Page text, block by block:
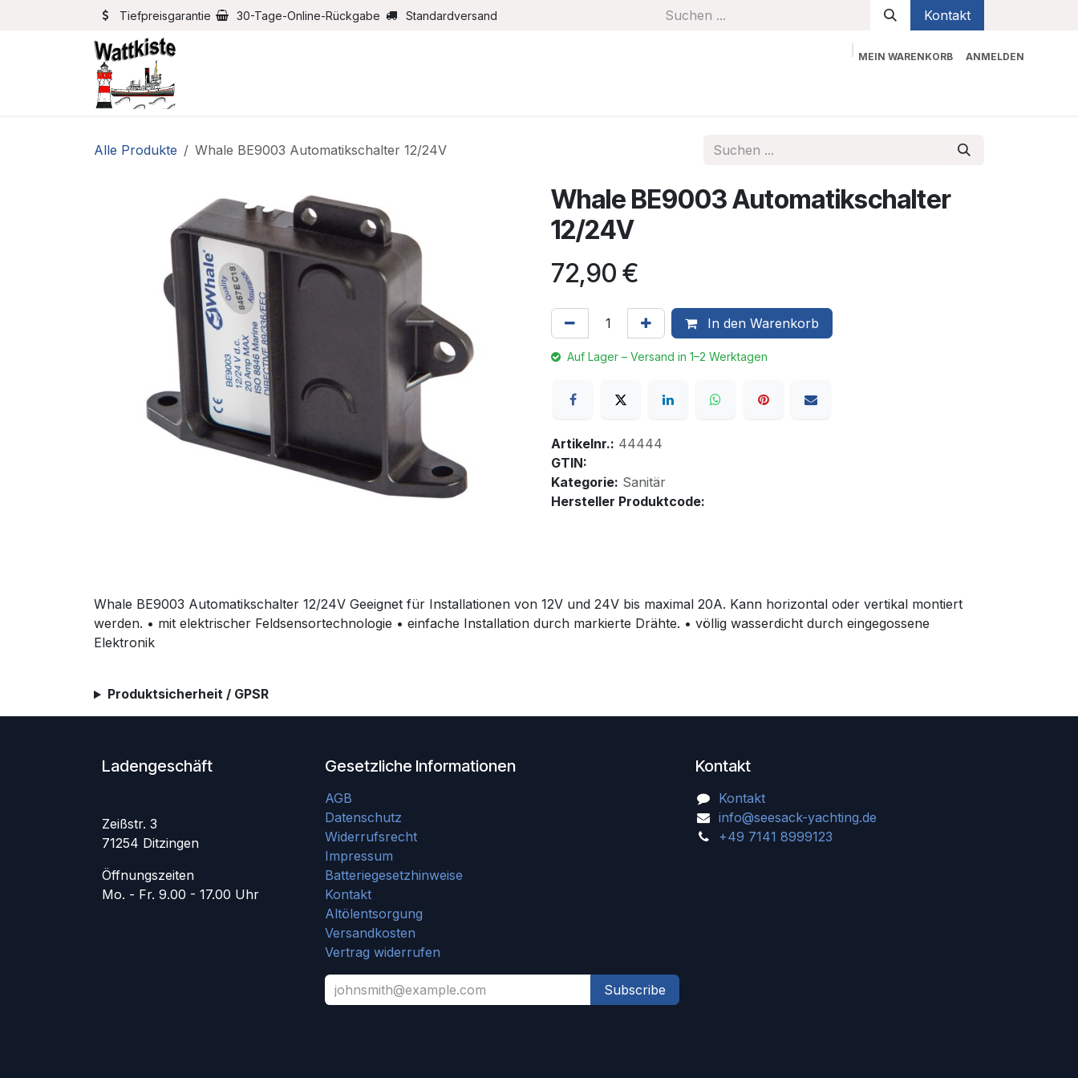
Zum Inhalt springenTiefpreisgarantie 30-Tage-Online-Rückgabe Standardversand Kontakt
MEIN WARENKORB ANMELDEN
Alle Produkte Whale BE9003 Automatikschalter 12/24V
Whale BE9003 Automatikschalter
12/24V
72,90 €
In den Warenkorb
Auf Lager – Versand in 1–2 Werktagen
Artikelnr.: 44444
GTIN:
Kategorie: Sanitär
Hersteller Produktcode:
Whale BE9003 Automatikschalter 12/24V Geeignet für Installationen von 12V und 24V bis maximal 20A. Kann horizontal oder vertikal montiert
werden. • mit elektrischer Feldsensortechnologie • einfache Installation durch markierte Drähte. • völlig wasserdicht durch eingegossene
Elektronik
Produktsicherheit / GPSR
Ladengeschäft
Zeißstr. 3
71254 Ditzingen
Öffnungszeiten
Mo. - Fr. 9.00 - 17.00 Uhr
Kontakt
Kontakt
info@seesack-yachting.de
+49 7141 8999123
Gesetzliche Informationen
AGB
Datenschutz
Widerrufsrecht
Impressum
Batteriegesetzhinweise
Kontakt
Altölentsorgung
Versandkosten
Vertrag widerrufen
Subscribe